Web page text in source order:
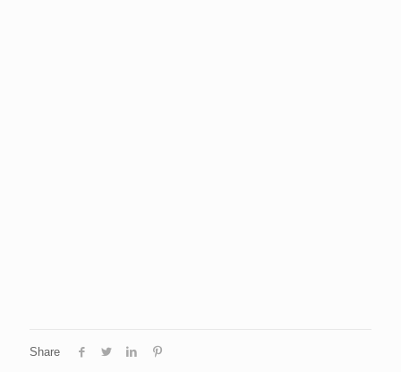
Share